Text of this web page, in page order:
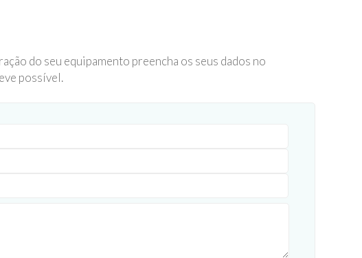
do seu equipamento preencha os seus dados no
possível.